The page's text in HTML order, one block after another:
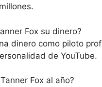
Fox su dinero?
dinero como piloto
de YouTube.
Fox al año?